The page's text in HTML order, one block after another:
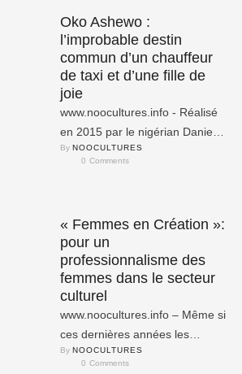
Oko Ashewo :
l’improbable destin
commun d’un chauffeur
de taxi et d’une fille de
joie
www.noocultures.info - Réalisé
en 2015 par le nigérian Daniel
Emekeoriahi, le long métrage
By NOOCULTURES
0 Comments
« Femmes en Création »:
pour un
professionnalisme des
femmes dans le secteur
culturel
www.noocultures.info – Même si
ces dernières années les
femmes se font de plus en plus
By NOOCULTURES
0 Comments